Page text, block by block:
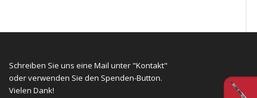
Schreiben Sie uns eine Mail unter "Kontakt"
oder verwenden Sie den Spenden-Button.
Vielen Dank!